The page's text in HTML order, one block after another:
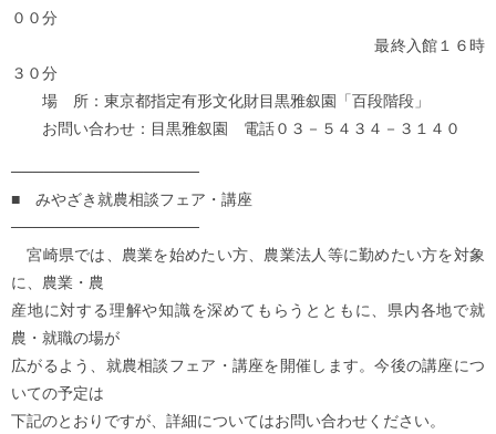
００分
最終入館１６時
３０分
場 所：東京都指定有形文化財目黒雅叙園「百段階段」
お問い合わせ：目黒雅叙園 電話０３－５４３４－３１４０
─────────────────
■ みやざき就農相談フェア・講座
─────────────────
宮崎県では、農業を始めたい方、農業法人等に勤めたい方を対象
に、農業・農
産地に対する理解や知識を深めてもらうとともに、県内各地で就
農・就職の場が
広がるよう、就農相談フェア・講座を開催します。今後の講座につ
いての予定は
下記のとおりですが、詳細についてはお問い合わせください。